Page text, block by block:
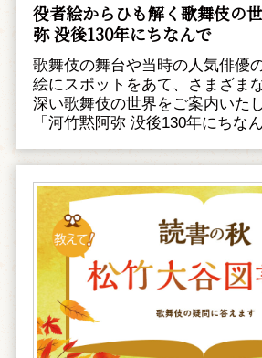
役者絵からひも解く歌舞伎の
弥 没後130年にちなんで
歌舞伎の舞台や当時の人気俳優
絵にスポットをあて、さまざま
深い歌舞伎の世界をご案内いた
「河竹黙阿弥 没後130年にちな